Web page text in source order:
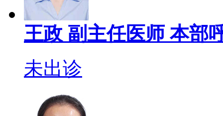
王政 副主任医师本部
未出诊